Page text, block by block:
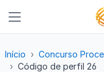
Início
Concurso
Código de perfil 26